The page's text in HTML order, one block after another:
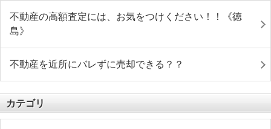
不動産の高額査定には、お気をつけください！！《徳
島》
不動産を近所にバレずに売却できる？？
カテゴリ